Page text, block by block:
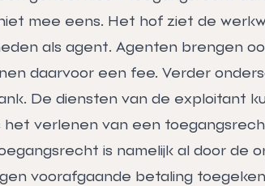
mee eens. Het hof ziet de
als agent. Agenten brengen
daarvoor een fee. Verder
De diensten van de exploitant
het verlenen van een
is namelijk al door de
voorafgaande betaling